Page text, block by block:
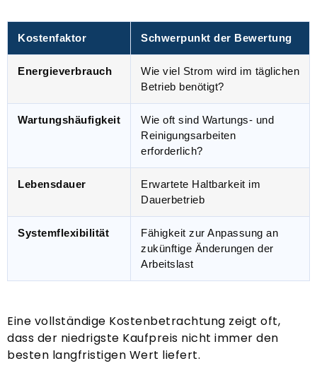
Kostenfaktor Schwerpunkt der Bewertung
Energieverbrauch
Wie viel Strom wird im täglichen
Betrieb benötigt?
Wartungshäufigkeit
Wie oft sind Wartungs- und
Reinigungsarbeiten
erforderlich?
Lebensdauer
Erwartete Haltbarkeit im
Dauerbetrieb
Systemflexibilität
Fähigkeit zur Anpassung an
zukünftige Änderungen der
Arbeitslast
Eine vollständige Kostenbetrachtung zeigt oft,
dass der niedrigste Kaufpreis nicht immer den
besten langfristigen Wert liefert.